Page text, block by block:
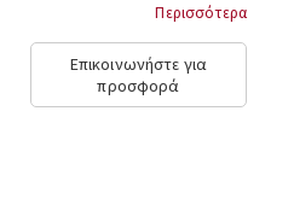
Περισσότερα
Επικοινωνήστε για
προσφορά